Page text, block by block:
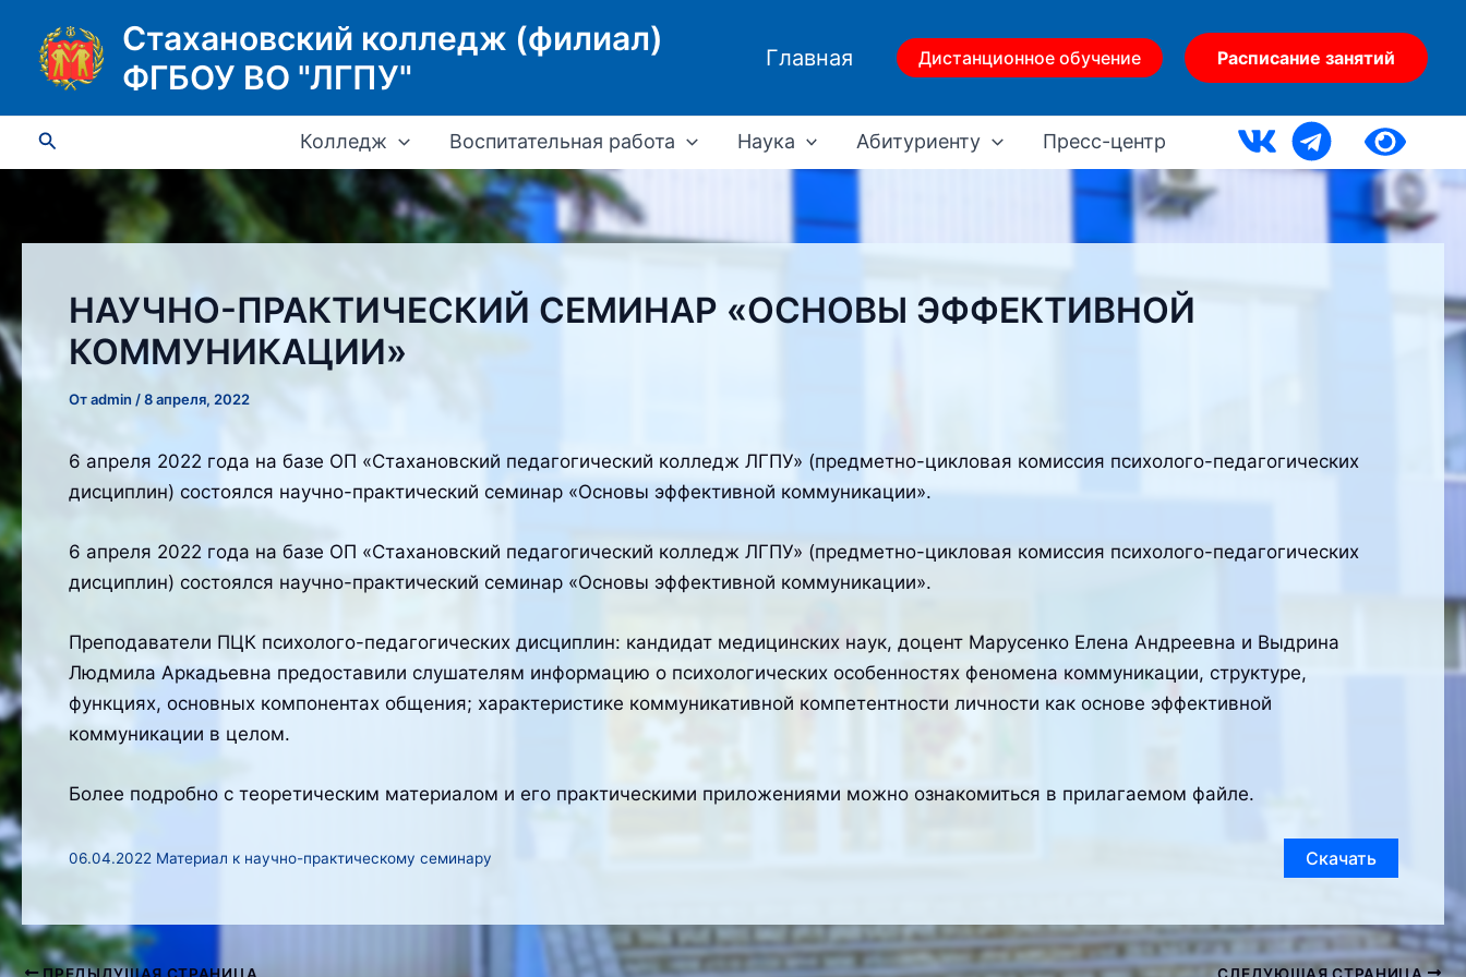
содержимому
Стахановский колледж (филиал)
ФГБОУ ВО "ЛГПУ"
Главная Дистанционное обучение Расписание занятий
Поиск Колледж Воспитательная работа Наука Абитуриенту Пресс-центр
НАУЧНО-ПРАКТИЧЕСКИЙ СЕМИНАР «ОСНОВЫ ЭФФЕКТИВНОЙ
КОММУНИКАЦИИ»
Отadmin /8 апреля, 2022
6 апреля 2022 года на базе ОП «Стахановский педагогический колледж ЛГПУ» (предметно-цикловая комиссия психолого-педагогических
дисциплин) состоялся научно-практический семинар «Основы эффективной коммуникации».
6 апреля 2022 года на базе ОП «Стахановский педагогический колледж ЛГПУ» (предметно-цикловая комиссия психолого-педагогических
дисциплин) состоялся научно-практический семинар «Основы эффективной коммуникации».
Преподаватели ПЦК психолого-педагогических дисциплин: кандидат медицинских наук, доцент Марусенко Елена Андреевна и Выдрина
Людмила Аркадьевна предоставили слушателям информацию о психологических особенностях феномена коммуникации, структуре,
функциях, основных компонентах общения; характеристике коммуникативной компетентности личности как основе эффективной
коммуникации в целом.
Более подробно с теоретическим материалом и его практическими приложениями можно ознакомиться в прилагаемом файле.
06.04.2022 Материал к научно-практическому семинару Скачать
ПРЕДЫДУЩАЯ СТРАНИЦА СЛЕДУЮЩАЯ СТРАНИЦА